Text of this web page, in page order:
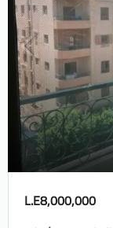
L.E8,000,000